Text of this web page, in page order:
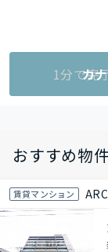
1分で完
カ
おすすめ物
賃貸マンション